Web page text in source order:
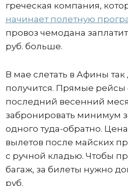
греческая компания,
начинает полетную
провоз чемодана
руб. больше.
В мае слетать в Афины
получится. Прямые рейсы
последний весенний
забронировать минимум
одного туда-обратно.
вылетов после майских
с ручной кладью. Чтобы
багаж, за билеты нужно
руб.